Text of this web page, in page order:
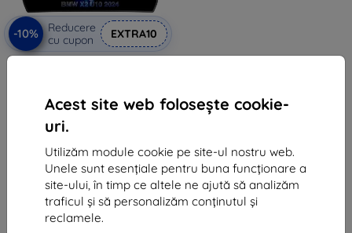
Acest site web folosește cookie-
uri.
Utilizăm module cookie pe site-ul nostru web.
Unele sunt esențiale pentru buna funcționare a
site-ului, în timp ce altele ne ajută să analizăm
traficul și să personalizăm conținutul și
reclamele.
-10%
Reducere
cu cupon
EXTRA10
249 lei
224 lei